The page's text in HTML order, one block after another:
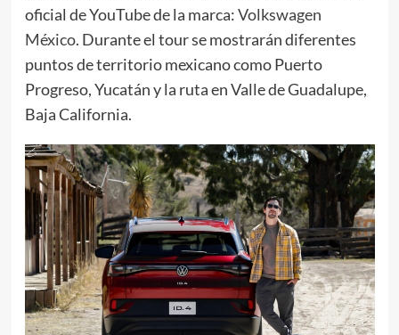
oficial de YouTube de la marca:Volkswagen
México. Durante el tour se mostrarán diferentes
puntos de territorio mexicano como Puerto
Progreso, Yucatán y la ruta en Valle de Guadalupe,
Baja California.